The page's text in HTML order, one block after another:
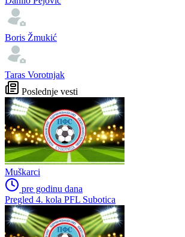
Boris Žmukić
Taras Vorotnjak
Poslednje vesti
Muškarci
pre godinu dana
Pregled 4. kola PFL Subotica